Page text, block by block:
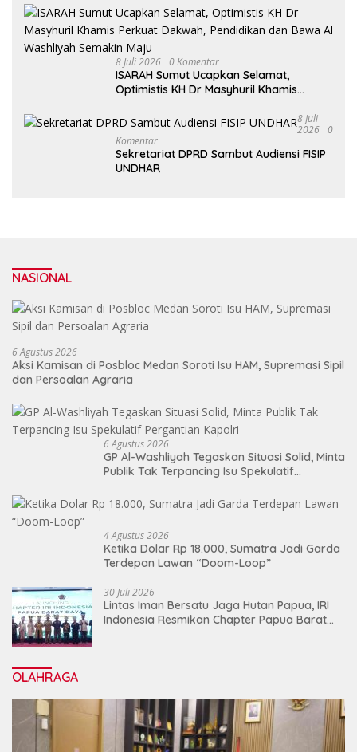
8 Juli 2026 0 Komentar
ISARAH Sumut Ucapkan Selamat,
Optimistis KH Dr Masyhuril Khamis
Al Washliyah Semakin Maju
8 Juli
2026 0
Komentar
Sekretariat DPRD Sambut Audiensi FISIP
UNDHAR
NASIONAL
6 Agustus 2026
Aksi Kamisan di Posbloc Medan Soroti Isu HAM, Supremasi Sipil
dan Persoalan Agraria
6 Agustus 2026
GP Al-Washliyah Tegaskan Situasi Solid, Minta
Publik Tak Terpancing Isu Spekulatif
4 Agustus 2026
Ketika Dolar Rp 18.000, Sumatra Jadi Garda
Terdepan Lawan “Doom-Loop”
30 Juli 2026
Lintas Iman Bersatu Jaga Hutan Papua, IRI
Indonesia Resmikan Chapter Papua Barat
OLAHRAGA